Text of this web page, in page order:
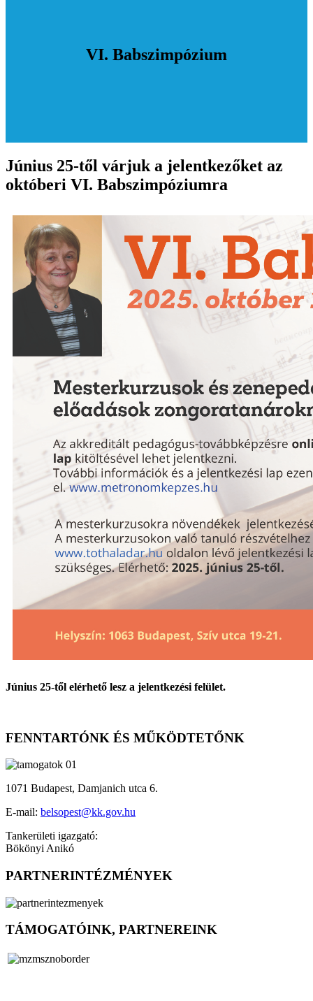
VI. Babszimpózium
Június 25-től várjuk a jelentkezőket az
októberi VI. Babszimpóziumra
Június 25-től elérhető lesz a jelentkezési felület.
FENNTARTÓNK ÉS MŰKÖDTETŐNK
1071 Budapest, Damjanich utca 6.
E-mail: belsopest@kk.gov.hu
Tankerületi igazgató:
Bökönyi Anikó
PARTNERINTÉZMÉNYEK
TÁMOGATÓINK, PARTNEREINK